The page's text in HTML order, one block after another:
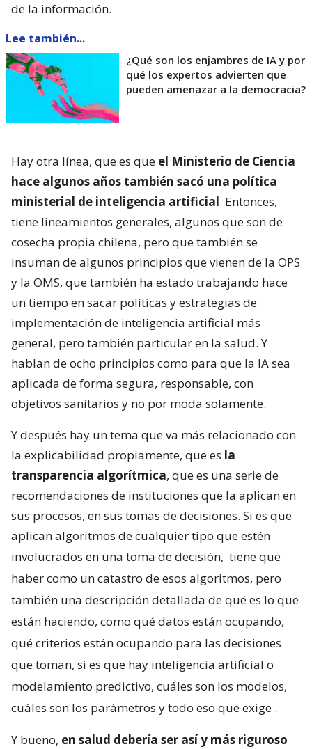
de la información.
Lee también...
¿Qué son los enjambres de IA y por
qué los expertos advierten que
pueden amenazar a la democracia?
Hay otra línea, que es que el Ministerio de Ciencia
hace algunos años también sacó una política
ministerial de inteligencia artificial. Entonces,
tiene lineamientos generales, algunos que son de
cosecha propia chilena, pero que también se
insuman de algunos principios que vienen de la OPS
y la OMS, que también ha estado trabajando hace
un tiempo en sacar políticas y estrategias de
implementación de inteligencia artificial más
general, pero también particular en la salud. Y
hablan de ocho principios como para que la IA sea
aplicada de forma segura, responsable, con
objetivos sanitarios y no por moda solamente.
Y después hay un tema que va más relacionado con
la explicabilidad propiamente, que es la
transparencia algorítmica, que es una serie de
recomendaciones de instituciones que la aplican en
sus procesos, en sus tomas de decisiones. Si es que
aplican algoritmos de cualquier tipo que estén
involucrados en una toma de decisión, tiene que
haber como un catastro de esos algoritmos, pero
también una descripción detallada de qué es lo que
están haciendo, como qué datos están ocupando,
qué criterios están ocupando para las decisiones
que toman, si es que hay inteligencia artificial o
modelamiento predictivo, cuáles son los modelos,
cuáles son los parámetros y todo eso que exige .
Y bueno, en salud debería ser así y más riguroso